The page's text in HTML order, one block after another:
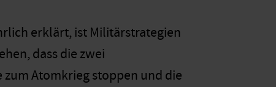
erklärt, ist Militärstrategien
dass die zwei
Atomkrieg stoppen und die